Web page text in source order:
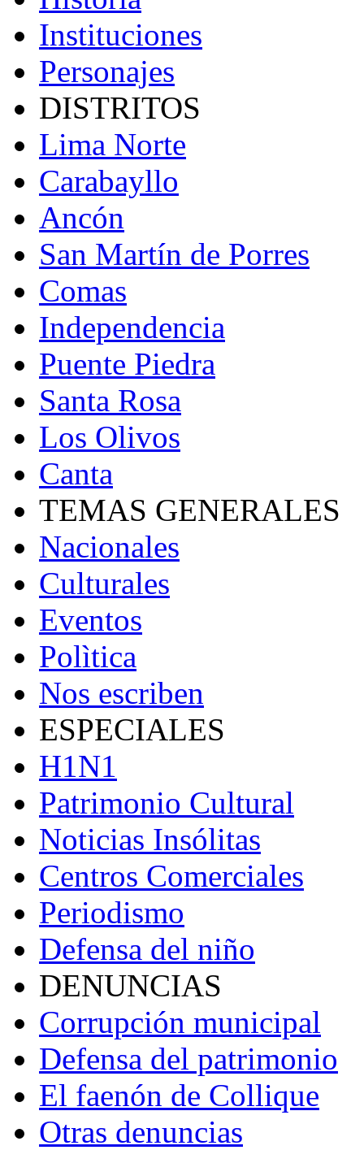
Instituciones
Personajes
DISTRITOS
Lima Norte
Carabayllo
Ancón
San Martín de Porres
Comas
Independencia
Puente Piedra
Santa Rosa
Los Olivos
Canta
TEMAS GENERALES
Nacionales
Culturales
Eventos
Polìtica
Nos escriben
ESPECIALES
H1N1
Patrimonio Cultural
Noticias Insólitas
Centros Comerciales
Periodismo
Defensa del niño
DENUNCIAS
Corrupción municipal
Defensa del patrimonio
El faenón de Collique
Otras denuncias